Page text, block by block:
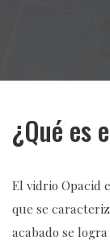
¿Qué es
El vidrio Opacid
que se
acabado se